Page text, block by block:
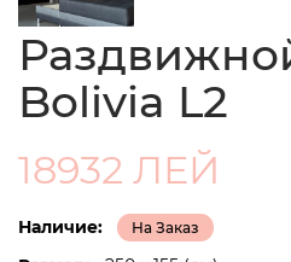
Bolivia L2
18932 ЛЕЙ
Наличие: На Заказ